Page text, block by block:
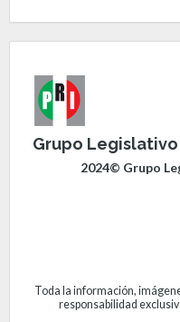
Grupo Legislativo
2024© Grupo
Toda la información,
responsabilidad